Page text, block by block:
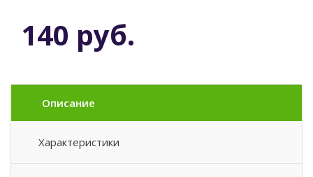
140 руб.
Описание
Характеристики